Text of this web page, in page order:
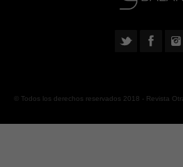
© Todos los derechos reservados 2018 - Revista